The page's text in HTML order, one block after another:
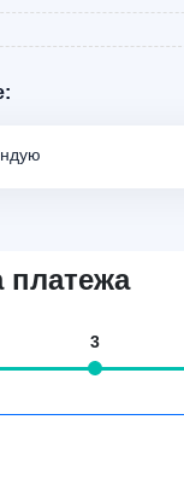
платежа
3